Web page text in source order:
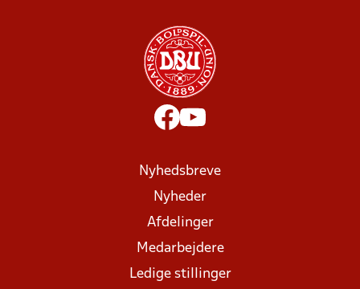
Nyhedsbreve
Nyheder
Afdelinger
Medarbejdere
Ledige stillinger